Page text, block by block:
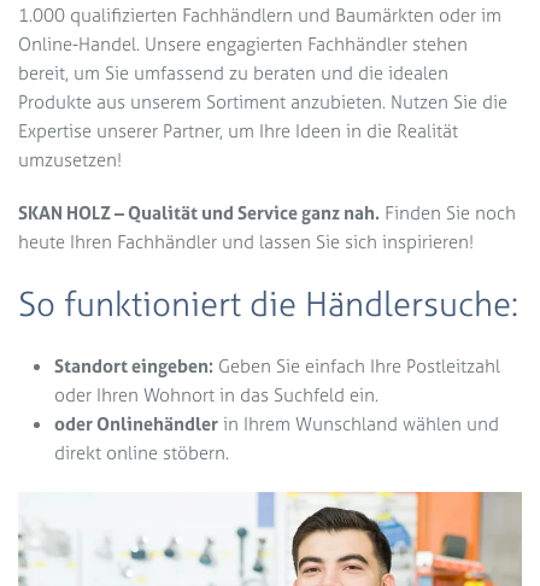
1.000 qualifizierten Fachhändlern und Baumärkten oder im
Online-Handel. Unsere engagierten Fachhändler stehen
bereit, um Sie umfassend zu beraten und die idealen
Produkte aus unserem Sortiment anzubieten. Nutzen Sie die
Expertise unserer Partner, um Ihre Ideen in die Realität
umzusetzen!
SKAN HOLZ – Qualität und Service ganz nah. Finden Sie noch
heute Ihren Fachhändler und lassen Sie sich inspirieren!
So funktioniert die Händlersuche:
Standort eingeben: Geben Sie einfach Ihre Postleitzahl
oder Ihren Wohnort in das Suchfeld ein.
oder Onlinehändlerin Ihrem Wunschland wählen und
direkt online stöbern.